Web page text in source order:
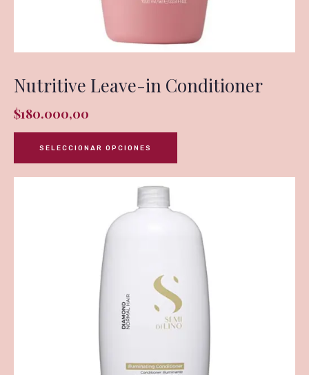
Nutritive Leave-in Conditioner
$180.000,00
SELECCIONAR OPCIONES